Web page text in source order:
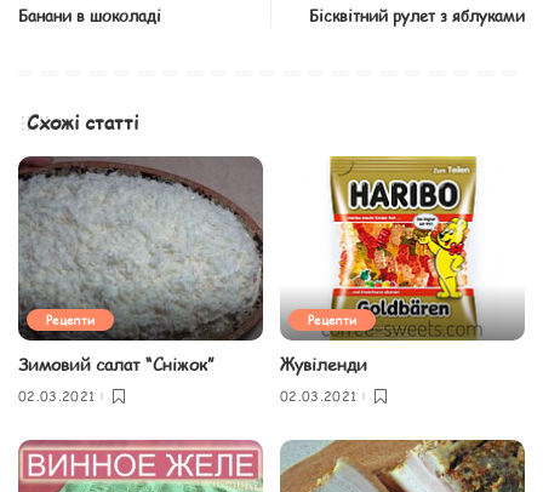
Банани в шоколаді Бісквітний рулет з яблуками
Схожі статті
Рецепти
Зимовий салат “Сніжок”
02.03.2021
Рецепти
Жувіленди
02.03.2021